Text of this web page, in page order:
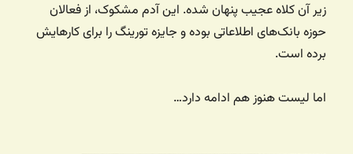
زیر آن کلاه عجیب پنهان شده. این آدم مشکوک، از فعالان
حوزه بانک‌های اطلاعاتی بوده و جایزه تورینگ را برای کارهایش
برده است.
اما لیست هنوز هم ادامه دارد…